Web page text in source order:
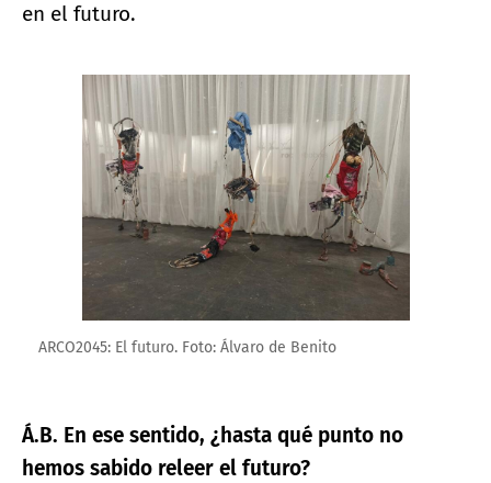
en el futuro.
Ampliar imagen
ARCO2045: El futuro. Foto: Álvaro de Benito
Á.B. En ese sentido, ¿hasta qué punto no
hemos sabido releer el futuro?